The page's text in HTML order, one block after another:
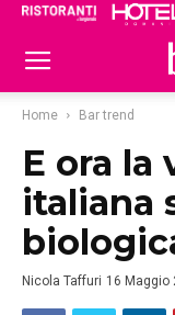
Home Bar trend
E ora
italiana
Nicola Taffuri 16 Maggio